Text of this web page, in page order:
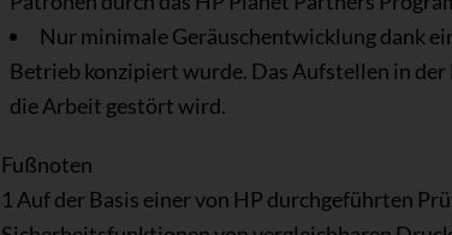
Nur minimale Geräuschentwicklung dank
Betrieb konzipiert wurde. Das Aufstellen in der
die Arbeit gestört wird.
Fußnoten
1 Auf der Basis einer von HP durchgeführten